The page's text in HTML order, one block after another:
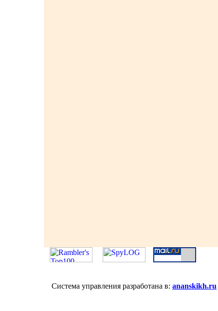
Система управления разработана в: ananskikh.ru